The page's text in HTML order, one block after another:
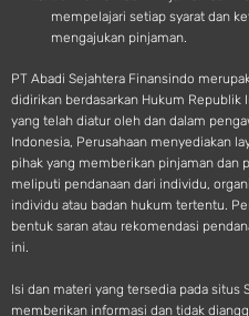
mempelajari setiap syarat dan
mengajukan pinjaman.
PT Abadi Sejahtera Finansindo
didirikan berdasarkan Hukum Republik
yang telah diatur oleh dan dalam
Indonesia, Perusahaan menyediakan
pihak yang memberikan pinjaman dan
meliputi pendanaan dari individu,
individu atau badan hukum tertentu.
bentuk saran atau rekomendasi
ini.
Isi dan materi yang tersedia pada situs
memberikan informasi dan tidak